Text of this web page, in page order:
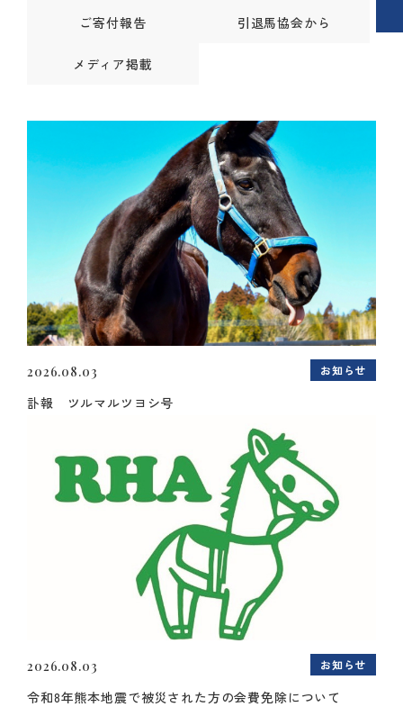
ご寄付報告 引退馬協会から
メディア掲載
2026.08.03 お知らせ
訃報 ツルマルツヨシ号
2026.08.03 お知らせ
令和8年熊本地震で被災された方の会費免除について